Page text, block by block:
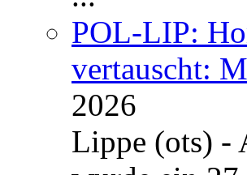
POL-LIP:
vertauscht:
2026
Lippe (ots) -